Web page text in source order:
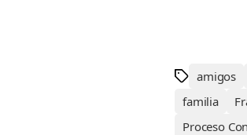
amigos
familia
Proceso